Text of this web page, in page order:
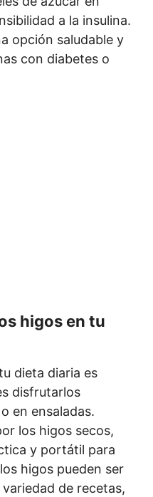
a la insulina.
opción saludable y
con diabetes o
higos en tu
dieta diaria es
disfrutarlos
en ensaladas.
los higos secos,
y portátil para
higos pueden ser
de recetas,